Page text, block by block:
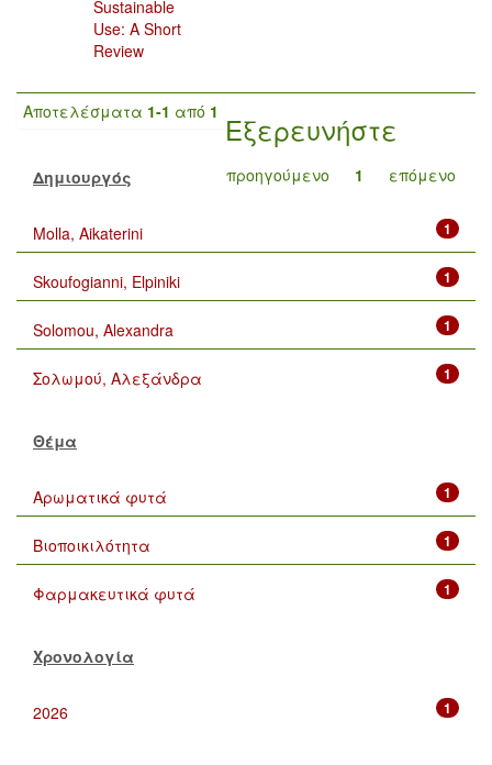
Sustainable
Use: A Short
Review
Αποτελέσματα 1-1 από 1
προηγούμενο 1 επόμενο
Εξερευνήστε
Δημιουργός
1
Molla, Aikaterini
1
Skoufogianni, Elpiniki
1
Solomou, Alexandra
1
Σολωμού, Αλεξάνδρα
Θέμα
1
Αρωματικά φυτά
1
Βιοποικιλότητα
1
Φαρμακευτικά φυτά
Χρονολογία
1
2026